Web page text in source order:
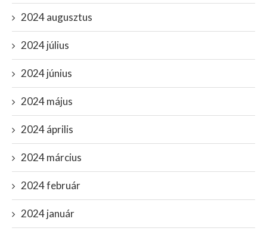
2024 augusztus
2024 július
2024 június
2024 május
2024 április
2024 március
2024 február
2024 január